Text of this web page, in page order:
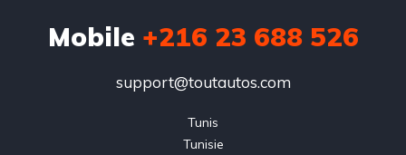
Mobile +216 23 688 526
support@toutautos.com
Tunis
Tunisie